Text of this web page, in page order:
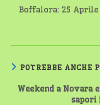
Boffalora: 25 Aprile
POTREBBE ANCHE
Weekend a Novara
sapori